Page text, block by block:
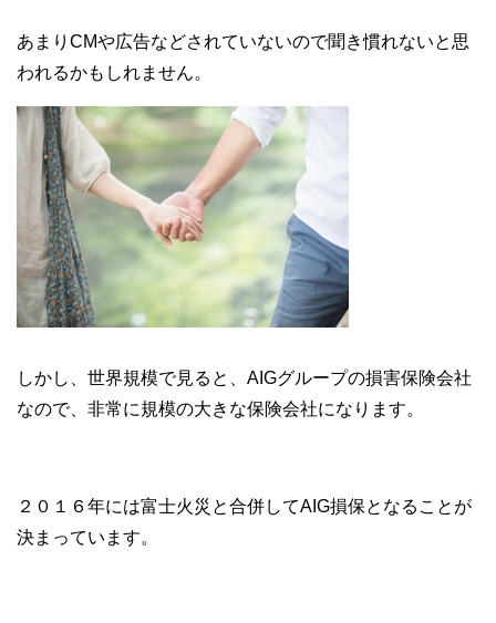
あまりCMや広告などされていないので聞き慣れないと思
われるかもしれません。
しかし、世界規模で見ると、AIGグループの損害保険会社
なので、非常に規模の大きな保険会社になります。
２０１６年には富士火災と合併してAIG損保となることが
決まっています。